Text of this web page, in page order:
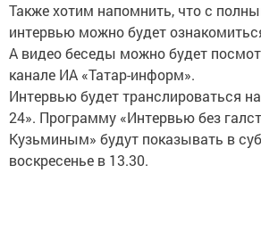
Также хотим напомнить, что с
интервью можно будет
А видео беседы можно будет
канале ИА «Татар-информ».
Интервью будет транслироваться
24». Программу «Интервью без
Кузьминым» будут показывать в
воскресенье в 13.30.